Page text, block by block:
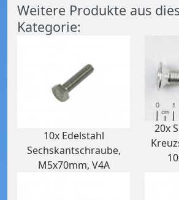
Weitere Produkte aus
Kategorie:
10x Edelstahl
Sechskantschraube,
M5x70mm, V4A
20x